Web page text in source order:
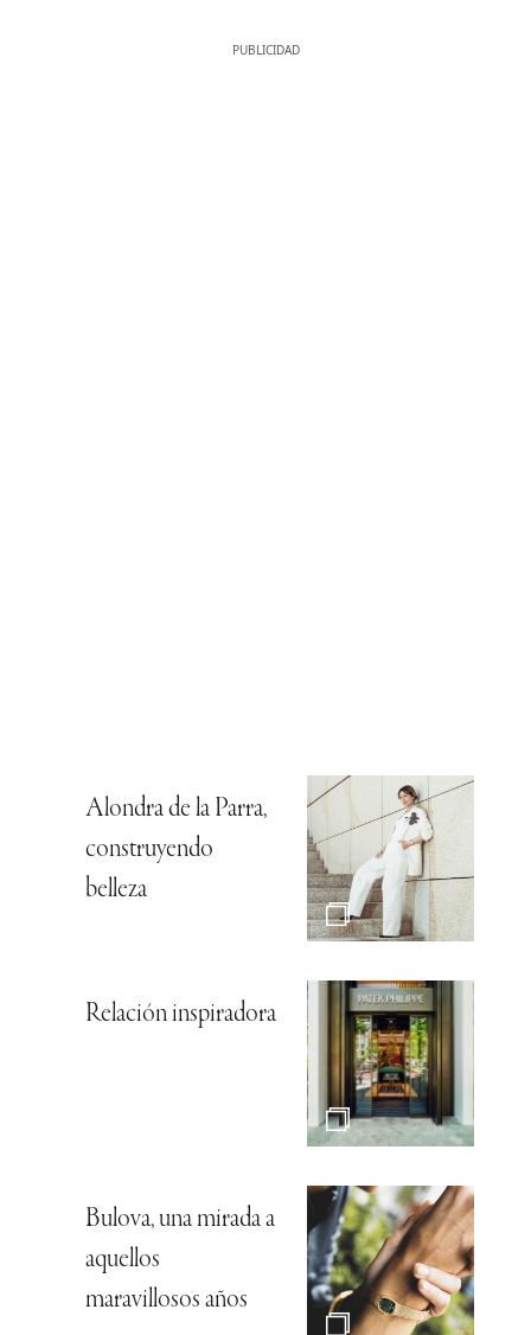
Alondra de la Parra,
construyendo
belleza
Relación inspiradora
Bulova, una mirada a
aquellos
maravillosos años